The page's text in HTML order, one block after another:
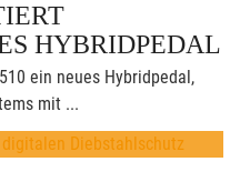
HYBRIDPEDAL
ein neues Hybridpedal,
mit ...